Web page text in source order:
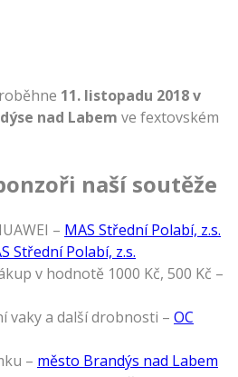
11. listopadu 2018 v
nad Labem ve fextovském
naší soutěže
– MAS Střední Polabí, z.s.
Střední Polabí, z.s.
v hodnotě 1000 Kč, 500 Kč –
vaky a další drobnosti – OC
– město Brandýs nad Labem